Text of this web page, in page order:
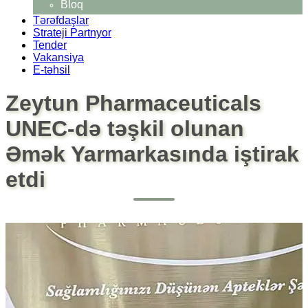
Bloq
Tərəfdaşlar
Strateji Partnyor
Tender
Vakansiya
E-təhsil
Zeytun Pharmaceuticals
UNEC-də təşkil olunan
Əmək Yarmarkasında iştirak
etdi